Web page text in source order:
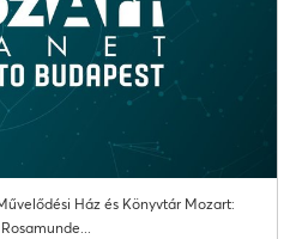
Ház és Könyvtár Mozart: